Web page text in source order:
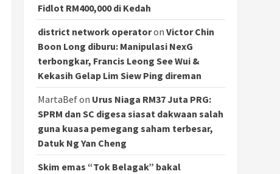
Fidlot RM400,000 di Kedah
district network operatoron Victor Chin
Boon Long diburu: Manipulasi NexG
terbongkar, Francis Leong See Wui &
Kekasih Gelap Lim Siew Ping direman
MartaBefon Urus Niaga RM37 Juta PRG:
SPRM dan SC digesa siasat dakwaan salah
guna kuasa pemegang saham terbesar,
Datuk Ng Yan Cheng
Skim emas “Tok Belagak” bakal